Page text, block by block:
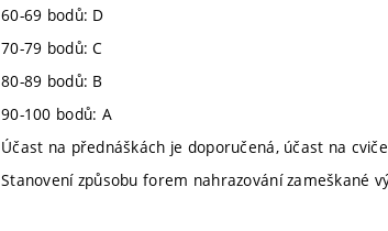
60-69 bodů: D
70-79 bodů: C
80-89 bodů: B
90-100 bodů: A
Účast na přednáškách je doporučená, účast na
Stanovení způsobu forem nahrazování zameškané